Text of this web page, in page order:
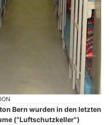
Bern wurden in den letzten
("Luftschutzkeller")